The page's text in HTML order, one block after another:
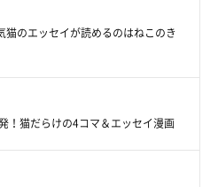
猫のエッセイが読めるのはねこのき
！猫だらけの4コマ＆エッセイ漫画